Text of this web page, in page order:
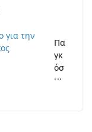
Πα
γκ
όσ
μι